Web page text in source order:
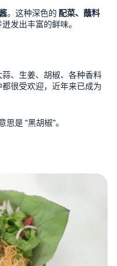
。这种深色的 配菜、蘸料
发出丰富的鲜味。
、生姜、胡椒、各种香料
很受欢迎，近年来已成为
是 “黑胡椒”。